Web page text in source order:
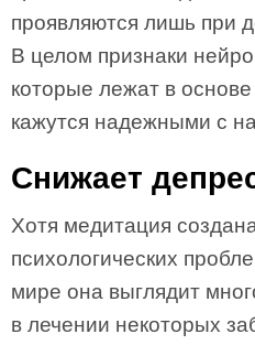
проявляются лишь при
В целом признаки
которые лежат в
кажутся надежными с
Снижает
Хотя медитация
психологических
мире она выглядит
в лечении некоторых